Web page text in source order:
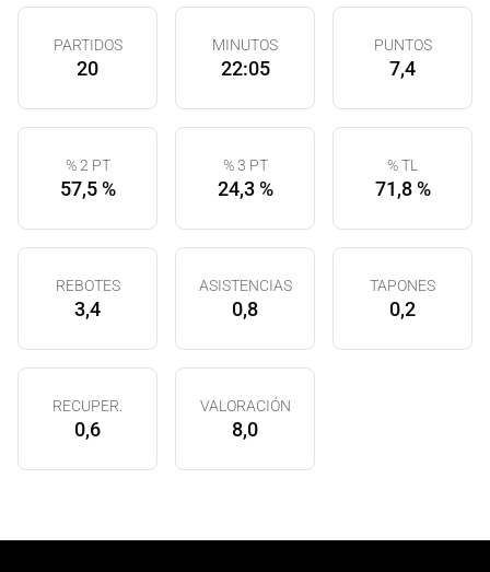
PARTIDOS
20
MINUTOS
22:05
PUNTOS
7,4
% 2 PT
57,5 %
% 3 PT
24,3 %
% TL
71,8 %
REBOTES
3,4
ASISTENCIAS
0,8
TAPONES
0,2
RECUPER.
0,6
VALORACIÓN
8,0